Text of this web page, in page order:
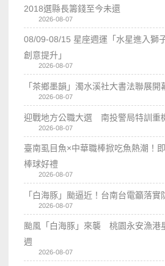
2018選縣長籌錢至今未還
2026-08-07
08/09-08/15 星座週運「水星進入獅
創意提升」
2026-08-07
「茶鄉墨韻」濁水溪社大書法聯展
2026-08-07
迎戰地方公職大選 南投警局特訓重
2026-08-07
臺南虱目魚×中華職棒掀吃魚熱潮！
棒球好禮
2026-08-07
「白海豚」颱逼近！台南台電籲落實
2026-08-07
颱風「白海豚」來襲 桃園永安漁港
週
2026-08-07